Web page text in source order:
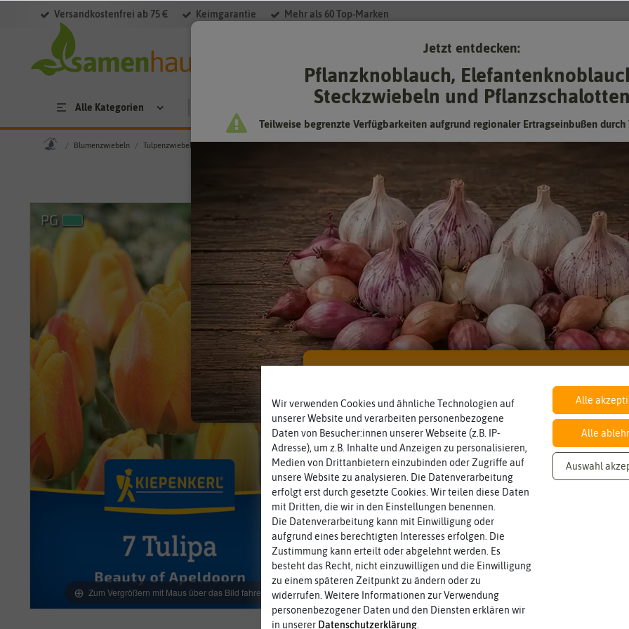
Versandkostenfrei ab 75 € Keimgarantie Mehr als 60 Top-Marken
Alle Kategorien
Blumenzwiebeln Tulpenzwiebeln
Zum Vergrößern mit Maus über das Bild fahren
Darwin-Hybrid-Tulpe Beauty of
Apeldoorn (7 Stück)
Hersteller:
Kiepenkerl Herbstblumenzwiebeln
Artikelnummer:
2000021
EAN:
4000159501089
min. Saison 2026/2027
Zeitpunkt, bis zu dem das Saat-
und Pflanzgut sehr gut keimen
Standort
Sonnig / Halbschattig
Pflanze? (schattig, halbschattig,
sonnig, vollsonnig)
Winterhart
Pflanzen, die im Freien ohne
Probleme überwintern können.
Lebensdauer
mehrjährig
Pflanzen werden kategorisiert in:
einjährig, zweijährig oder
mehrjährig.
Saat-,Pflanztiefe
10 cm
Wie tief sollten Sie Samenkorn
oder Pflanzgut in die Erde
einbringen?
12/+
Umfang der Zwiebel in cm.
Größen können zwischen dem
ersten und zweiten Wert
Pflanzabstand
10 cm
Welchen Abstand sollten die
Pflanzen voneinander haben?
Wir verwenden Cookies und ähnliche Technologien auf
unserer Website und verarbeiten personenbezogene
Daten von Besucher:innen unserer Webseite (z.B. IP-
Adresse), um z.B. Inhalte und Anzeigen zu personalisieren,
Medien von Drittanbietern einzubinden oder Zugriffe auf
unsere Website zu analysieren. Die Datenverarbeitung
erfolgt erst durch gesetzte Cookies. Wir teilen diese Daten
mit Dritten, die wir in den Einstellungen benennen.
Die Datenverarbeitung kann mit Einwilligung oder
aufgrund eines berechtigten Interesses erfolgen. Die
Zustimmung kann erteilt oder abgelehnt werden. Es
besteht das Recht, nicht einzuwilligen und die Einwilligung
zu einem späteren Zeitpunkt zu ändern oder zu
widerrufen. Weitere Informationen zur Verwendung
personenbezogener Daten und den Diensten erklären wir
in unserer Daten­schutz­erklärung
Alle
Alle
Auswahl
Jetzt entdecken:
Pflanzknoblauch,
Steckzwiebeln und Pflanzschalotten
Teilweise begrenzte Verfügbarkeiten aufgrund regionaler Ertragseinbußen durch